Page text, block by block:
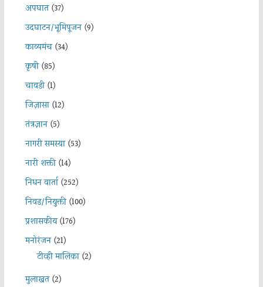
अपघात(37)
उदघाटन/भूमिपूजन(9)
काव्यमंच(34)
कृषी(85)
चावडी(1)
जिज्ञासा(12)
तंत्रज्ञान(5)
नागरी समस्या(53)
नारी शक्ती(14)
निधन वार्ता(252)
निवड/नियुक्ती(100)
प्रशासकीय(176)
मनोरंजन(21)
टीव्ही मालिका(2)
मुलाखत(2)